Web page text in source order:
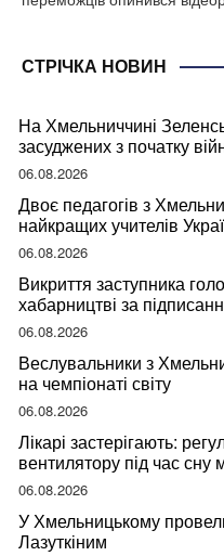
СТРІЧКА НОВИН
На Хмельниччині
засуджених з початку
06.08.2026
Двоє педагогів з
найкращих учителів
06.08.2026
Викриття заступника
хабарництві за
06.08.2026
Веслувальники з
на чемпіонаті світу
06.08.2026
Лікарі застерігають:
вентилятору під час
ваше здоров’я
06.08.2026
У Хмельницькому
Лазуткіним